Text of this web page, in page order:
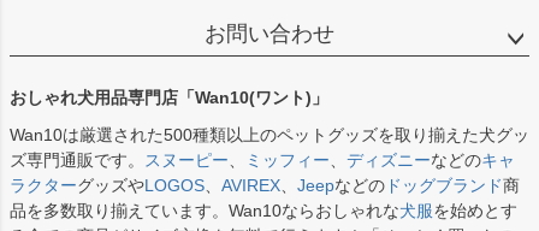
お問い合わせ
おしゃれ犬用品専門店「Wan10(ワント)」
Wan10は厳選された500種類以上のペットグッズを取り揃えた犬グッ
ズ専門通販です。
スヌーピー ミッフィー ディズニーなどのキャ
ラクターグッズやLOGOS AVIREX Jeepなどの ドッグブランド商
品を多数取り揃えています。Wan10ならおしゃれな犬服を始めとす